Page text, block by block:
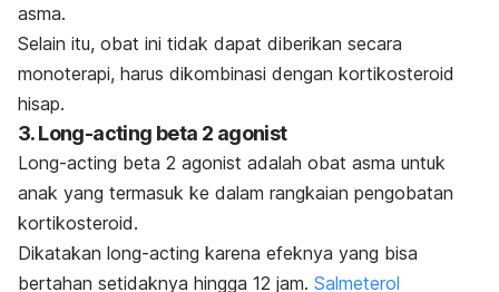
asma.
Selain itu, obat ini tidak dapat diberikan secara
monoterapi, harus dikombinasi dengan kortikosteroid
hisap.
3. Long-acting beta 2 agonist
Long-acting beta 2 agonist adalah obat asma untuk
anak yang termasuk ke dalam rangkaian pengobatan
kortikosteroid.
Dikatakan long-acting karena efeknya yang bisa
bertahan setidaknya hingga 12 jam. Salmeterol